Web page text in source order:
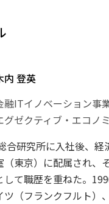
内 登英
融ITイノベーション事
グゼクティブ・エコノ
合研究所に入社後、経
東京）に配属され、
して職歴を重ねた。
ツ（フランクフルト）